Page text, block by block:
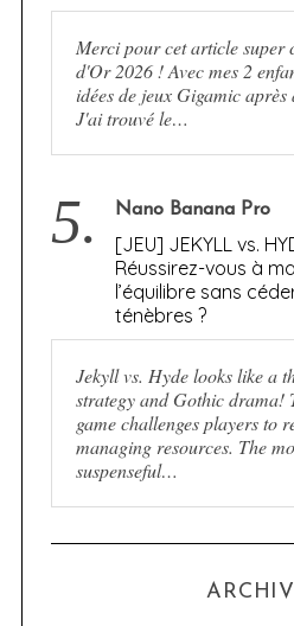
Merci pour cet article super
d'Or 2026 ! Avec mes 2
idées de jeux Gigamic
J'ai trouvé le…
5. Nano Banana Pro
[JEU] JEKYLL vs.
Réussirez-vous à
l’équilibre sans
ténèbres ?
Jekyll vs. Hyde looks like a
strategy and Gothic drama!
game challenges players to
managing resources. The
suspenseful…